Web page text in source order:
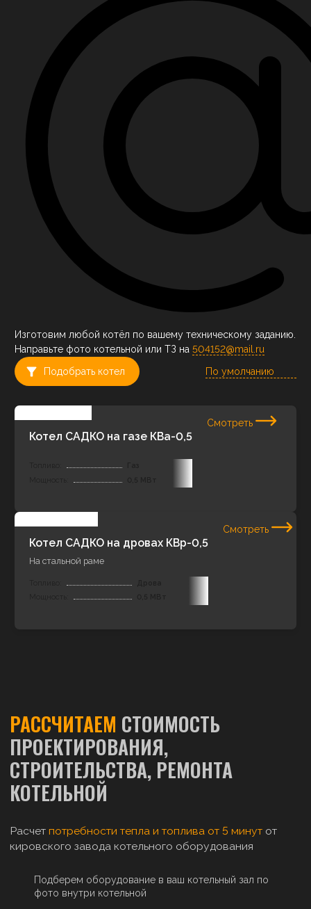
Изготовим любой котёл по вашему техническому заданию.
Направьте фото котельной или ТЗ на 504152@mail.ru
Подобрать котел
Котел САДКО на газе КВа-0,5
Смотреть
Котел САДКО на дровах КВр-0,5
На стальной раме
Смотреть
РАССЧИТАЕМ СТОИМОСТЬ
ПРОЕКТИРОВАНИЯ,
СТРОИТЕЛЬСТВА, РЕМОНТА
КОТЕЛЬНОЙ
Расчет потребности тепла и топлива от 5 минут от
кировского завода котельного оборудования
Подберем оборудование в ваш котельный зал по
фото внутри котельной